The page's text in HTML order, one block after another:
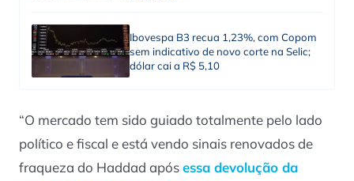
Ibovespa B3 recua 1,23%, com Copom
sem indicativo de novo corte na Selic;
dólar cai a R$ 5,10
“O mercado tem sido guiado totalmente pelo lado
político e fiscal e está vendo sinais renovados de
fraqueza do Haddad apósessa devolução da